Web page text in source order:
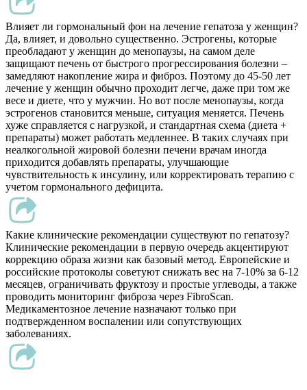
Влияет ли гормональный фон на лечение гепатоза у женщин?
Да, влияет, и довольно существенно. Эстрогены, которые
преобладают у женщин до менопаузы, на самом деле
защищают печень от быстрого прогрессирования болезни –
замедляют накопление жира и фиброз. Поэтому до 45-50 лет
лечение у женщин обычно проходит легче, даже при том же
весе и диете, что у мужчин. Но вот после менопаузы, когда
эстрогенов становится меньше, ситуация меняется. Печень
хуже справляется с нагрузкой, и стандартная схема (диета +
препараты) может работать медленнее. В таких случаях при
неалкогольной жировой болезни печени врачам иногда
приходится добавлять препараты, улучшающие
чувствительность к инсулину, или корректировать терапию с
учетом гормонального дефицита.
Какие клинические рекомендации существуют по гепатозу?
Клинические рекомендации в первую очередь акцентируют
коррекцию образа жизни как базовый метод. Европейские и
российские протоколы советуют снижать вес на 7-10% за 6-12
месяцев, ограничивать фруктозу и простые углеводы, а также
проводить мониторинг фиброза через FibroScan.
Медикаментозное лечение назначают только при
подтвержденном воспалении или сопутствующих
заболеваниях.